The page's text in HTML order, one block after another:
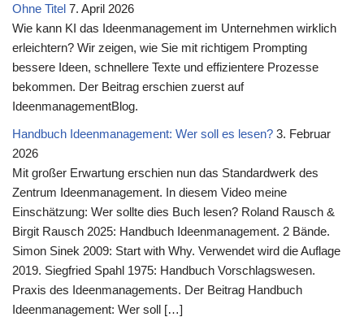
Ohne Titel 7. April 2026
Wie kann KI das Ideenmanagement im Unternehmen wirklich
erleichtern? Wir zeigen, wie Sie mit richtigem Prompting
bessere Ideen, schnellere Texte und effizientere Prozesse
bekommen. Der Beitrag erschien zuerst auf
IdeenmanagementBlog.
Handbuch Ideenmanagement: Wer soll es lesen? 3. Februar
2026
Mit großer Erwartung erschien nun das Standardwerk des
Zentrum Ideenmanagement. In diesem Video meine
Einschätzung: Wer sollte dies Buch lesen? Roland Rausch &
Birgit Rausch 2025: Handbuch Ideenmanagement. 2 Bände.
Simon Sinek 2009: Start with Why. Verwendet wird die Auflage
2019. Siegfried Spahl 1975: Handbuch Vorschlagswesen.
Praxis des Ideenmanagements. Der Beitrag Handbuch
Ideenmanagement: Wer soll […]